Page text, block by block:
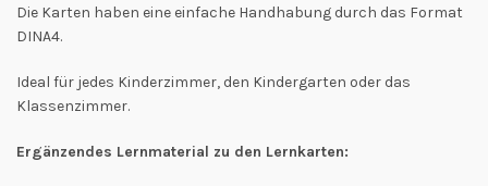
Die Karten haben eine einfache Handhabung durch das Format
DINA4.
Ideal für jedes Kinderzimmer, den Kindergarten oder das
Klassenzimmer.
Ergänzendes Lernmaterial zu den Lernkarten: